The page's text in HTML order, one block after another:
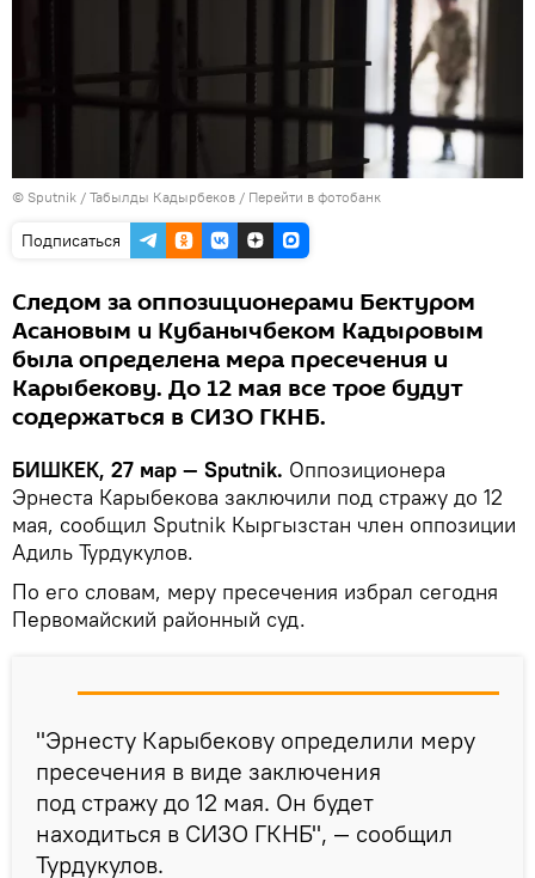
© Sputnik / Табылды Кадырбеков / Перейти в фотобанк
Подписаться
Следом за оппозиционерами Бектуром
Асановым и Кубанычбеком Кадыровым
была определена мера пресечения и
Карыбекову. До 12 мая все трое будут
содержаться в СИЗО ГКНБ.
БИШКЕК, 27 мар — Sputnik. Оппозиционера
Эрнеста Карыбекова заключили под стражу до 12
мая, сообщил Sputnik Кыргызстан член оппозиции
Адиль Турдукулов.
По его словам, меру пресечения избрал сегодня
Первомайский районный суд.
"Эрнесту Карыбекову определили меру
пресечения в виде заключения
под стражу до 12 мая. Он будет
находиться в СИЗО ГКНБ", — сообщил
Турдукулов.